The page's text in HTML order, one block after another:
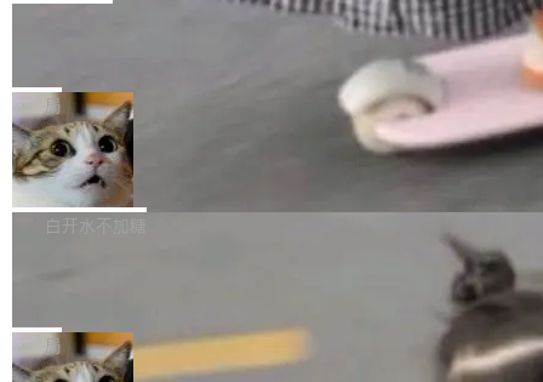
——并且深度集成了 AI。这基本上是我十年秘密
没有控制平面，没有共识协议。每个对象自带一
个小型数据库，应用天然按分片构建，单个数据
库的竞争和爆炸半径问题在设计层面就被消除
了。 闲置的 cell 会休眠到几乎不占资源。当 cel
l 迁移或唤醒时，新宿主从 S3 恢复 SQLite 数据
库继续执行。存储库是持久化的唯一真相...
放缓，因此硝烟味淡了许多。新机参数规格除开
高价的三星折叠（三星Galaxy Z Fold8 Ultra / Z
Fold8 / Z Flip8）外，其余要么是中低端机器，
例如iQOO Z11i、REDMI Note 17、REDMI No
te 17 Pro、OPPO K15，要么是vivo X300 E这
样的次旗舰。 Galaxy Z Fold8 Ultra / Z Fold8 /
Z Flip8三款折叠屏新机均在7月22日发布，且全
部搭载骁龙8 Elite Gen5 for Galaxy，它们本该
Zed 编辑器团队发布了新项目——DeltaDB，一
个在 git commit 之间记录每一次编辑操作的版
本控制系统。目前处于 Early Access 阶段。 De
ltaDB 的核心思路直接写在 landing page 最显
眼的位置：「Software is made between com
mits」——软件是在 commit 之间写出来的。git
是把这段空隙补上。 回退到任何一次编辑：Delt
aDB 捕获 commit 之间的每一次操作，...
局
SpaceXAI 单季资本开支达 183 亿美元
根据风险投资人Tomer Tunguz 博客（VC 分
析）披露的最新分析与第二季度业绩报告，Spac
微软同期总资本开支的四成。 与亚马逊、Alpha
bet、微软以及 Meta 等传统科技巨头相比，Spa
白开水不加糖
一个在终端里运行的编程 agent；Muse Spark
1.2，驱动这个 agent 的新模型。一句话概括：
局